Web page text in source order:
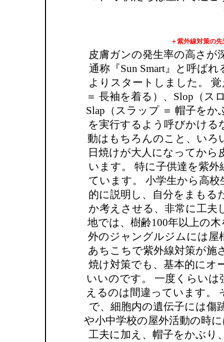
＋紫外線対策の
皮膚ガンの発生率の高さが
通称『Sun Smart』と呼ば
よりスタートしました。
＝ 長袖を着る）、Slop（ス
Slap（スラップ ＝ 帽子を
を実行するよう呼びかける
動はもちろんのこと、いろ
日焼けが大人になってか
います。 特に子供達を紫
ています。 小学生から高
的に説明し、自分をまもる
か考えさせる、非常に工夫
地では、樹齢100年以上の
外のジャングルジムには屋
あちこちで紫外線対策が施
焼け対策でも、基本的にオ
いいのです。 一度くらい
えるのは間違っています。
で、細胞内の遺伝子には傷
や小中学校の屋外活動の時
工夫に加え、帽子をかぶり